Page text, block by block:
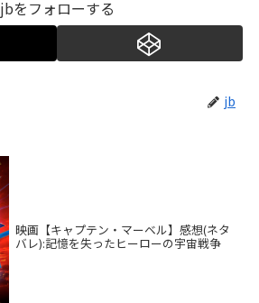
jbをフォローする
jb
映画【キャプテン・マーベル】感想(ネタ
バレ):記憶を失ったヒーローの宇宙戦争